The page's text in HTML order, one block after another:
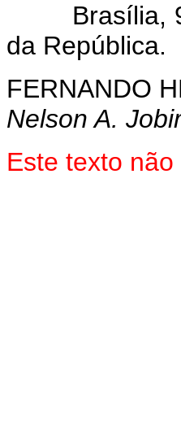
Brasília, 9
da República.
FERNANDO
Nelson A.
Este texto